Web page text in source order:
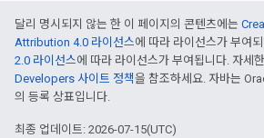
달리 명시되지 않는 한 이 페이지의 콘텐츠에는
Attribution 4.0 라이선스에 따라 라이선스가 부여
2.0 라이선스에 따라 라이선스가 부여됩니다. 자세
Developers 사이트 정책을 참조하세요. 자바는
의 등록 상표입니다.
최종 업데이트: 2026-07-15(UTC)